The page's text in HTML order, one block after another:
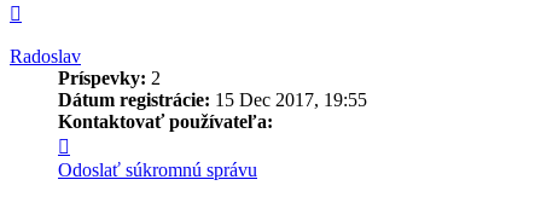
Radoslav
Príspevky: 2
Dátum registrácie: 15 Dec 2017, 19:55
Kontaktovať používateľa:
informácie
používateľa
Odoslať súkromnú správu